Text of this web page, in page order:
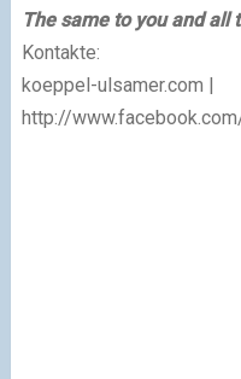
The same to you and
Kontakte:
koeppel-ulsamer.com |
http://